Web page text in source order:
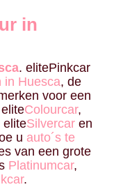
in
. elitePinkcar
in Huesca, de
voor een
Colourcar,
eliteSilvercar en
u auto´s te
van een grote
Platinumcar,
.